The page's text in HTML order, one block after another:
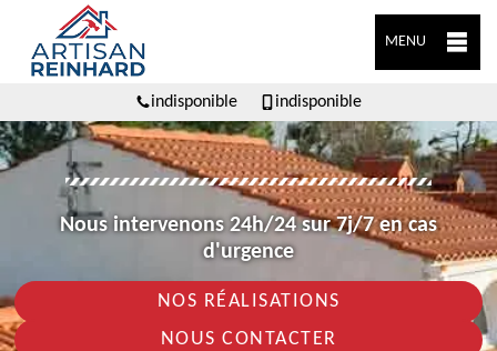
MENU
indisponible indisponible
Nous intervenons 24h/24 sur 7j/7 en cas
d'urgence
NOS RÉALISATIONS
NOUS CONTACTER